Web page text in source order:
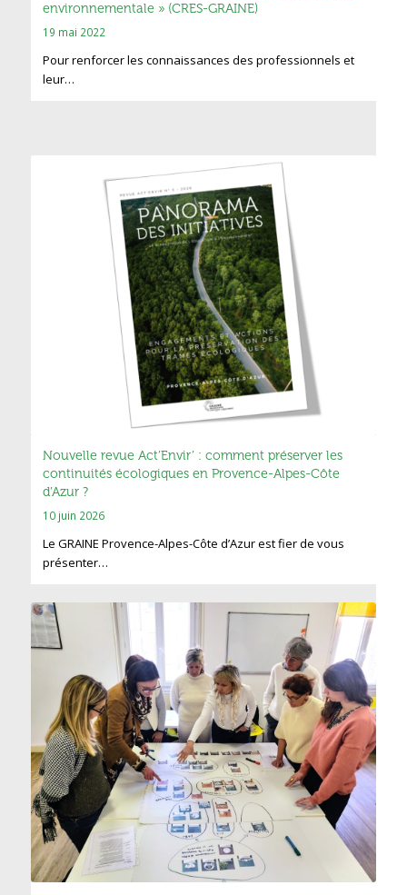
environnementale » (CRES-GRAINE)
19 mai 2022
Pour renforcer les connaissances des professionnels et
leur…
Nouvelle revue Act’Envir’ : comment préserver les
continuités écologiques en Provence-Alpes-Côte
d’Azur ?
10 juin 2026
Le GRAINE Provence-Alpes-Côte d’Azur est fier de vous
présenter…